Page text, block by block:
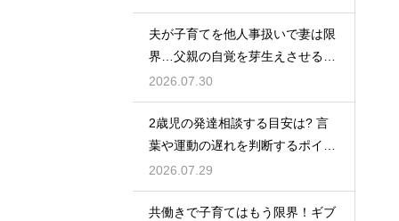
夫が子育てを他人事扱いで妻は限
界…父親の自覚を芽生えさせるカ
ギは夫婦の会話にあり
2026.07.30
2歳児の発達相談する目安は? 言
葉や運動の遅れを判断するポイン
トを紹介
2026.07.29
共働きで子育てはもう限界！ギブ